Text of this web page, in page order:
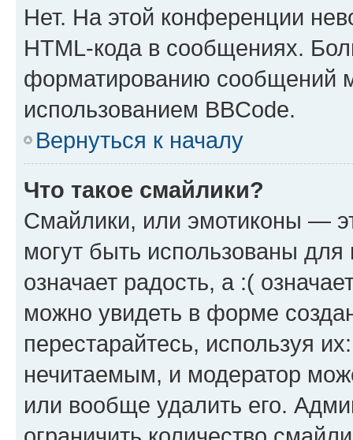
Нет. На этой конференции
HTML-кода в сообщениях.
форматированию сообщений
использованием BBCode.
Вернуться к началу
Что такое смайлики?
Смайлики, или эмотиконы —
могут быть использованы
означает радость, а :(
можно увидеть в форме
перестарайтесь, используя
нечитаемым, и модератор
или вообще удалить его.